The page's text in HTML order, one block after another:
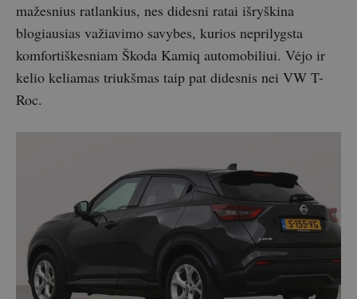
mažesnius ratlankius, nes didesni ratai išryškina
blogiausias važiavimo savybes, kurios neprilygsta
komfortiškesniam Škoda Kamiq automobiliui. Vėjo ir
kelio keliamas triukšmas taip pat didesnis nei VW T-
Roc.